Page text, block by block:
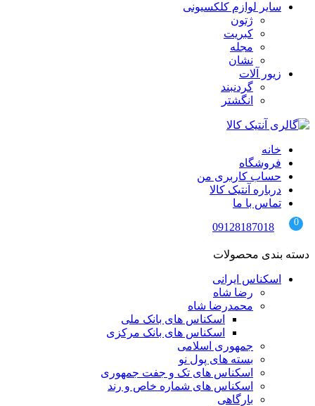
سایر لوازم کلکسیونی
ژتون
کبریت
مجله
نشان
زیور آلات
گردنبند
انگشتر
خانه
فروشگاه
حساب کاربری من
درباره آنتیک کالا
تماس با ما
09128187018
دسته بندی محصولات
اسکناس ایرانی
رضا شاه
محمدرضا شاه
اسکناس های بانک ملی
اسکناس های بانک مرکزی
جمهوری اسلامی
بسته های پول نو
اسکناس های تک و جفت جمهوری
اسکناس های شماره خاص و رند
بارگاهی